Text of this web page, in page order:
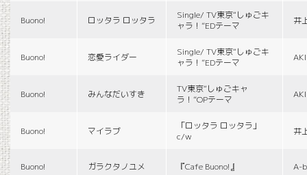
Buono! ロッタラ ロッタラ
Single/ TV東京“しゅごキ
ャラ！”EDテーマ
井
Buono! 恋愛ライダー
Single/ TV東京“しゅごキ
ャラ！”EDテーマ
Buono! みんなだいすき
TV東京“しゅごキャ
ラ！”OPテーマ
Buono! マイラブ
「ロッタラ ロッタラ」
c/w
井
Buono! ガラクタノユメ 『Cafe Buono!』 A-